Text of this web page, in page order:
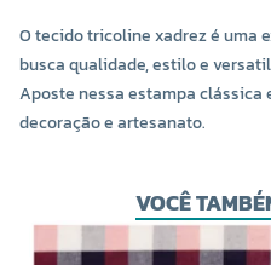
O tecido tricoline xadrez é uma
busca qualidade, estilo e
Aposte nessa estampa clássica
decoração e artesanato.
VOCÊ